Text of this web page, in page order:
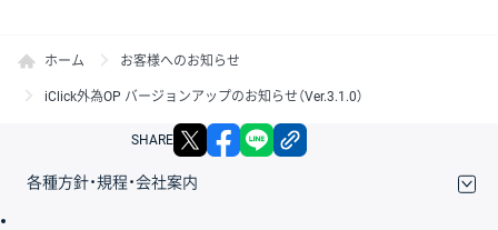
ホーム お客様へのお知らせ
iClick外為OP バージョンアップのお知らせ（Ver.3.1.0）
SHARE X facebook
各種方針・規程・会社案内